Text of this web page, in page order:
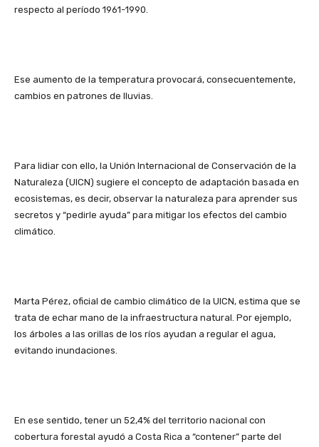
respecto al período 1961-1990.
Ese aumento de la temperatura provocará, consecuentemente,
cambios en patrones de lluvias.
Para lidiar con ello, la Unión Internacional de Conservación de la
Naturaleza (UICN) sugiere el concepto de adaptación basada en
ecosistemas, es decir, observar la naturaleza para aprender sus
secretos y “pedirle ayuda” para mitigar los efectos del cambio
climático.
Marta Pérez, oficial de cambio climático de la UICN, estima que se
trata de echar mano de la infraestructura natural. Por ejemplo,
los árboles a las orillas de los ríos ayudan a regular el agua,
evitando inundaciones.
En ese sentido, tener un 52,4% del territorio nacional con
cobertura forestal ayudó a Costa Rica a “contener” parte del